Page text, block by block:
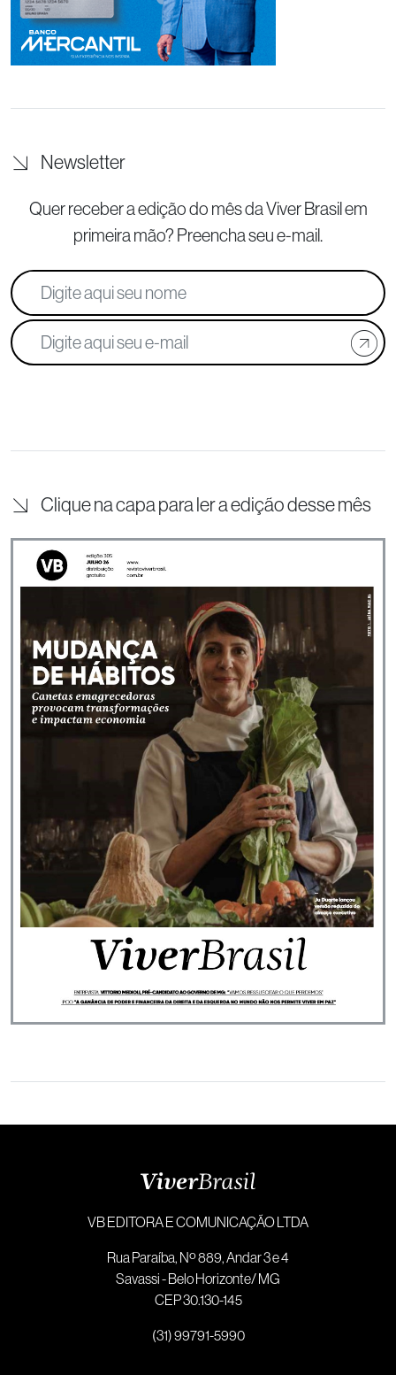
Newsletter
Quer receber a edição do mês da Viver Brasil em
primeira mão? Preencha seu e-mail.
Clique na capa para ler a edição desse mês
VB EDITORA E COMUNICAÇÃO LTDA
Rua Paraíba, Nº 889, Andar 3 e 4
Savassi - Belo Horizonte/ MG
CEP 30.130-145
(31) 99791-5990